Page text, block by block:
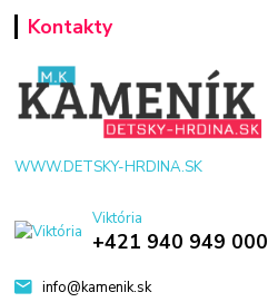
Kontakty
WWW.DETSKY-HRDINA.SK
Viktória
+421 940 949 000
info@kamenik.sk